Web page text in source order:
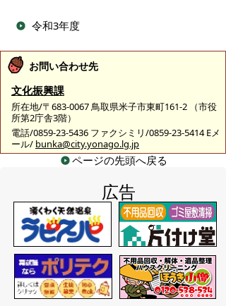
令和3年度
お問い合わせ先
文化振興課
所在地/〒683-0067 鳥取県米子市東町161-2 （市役
所第2庁舎3階）
電話/0859-23-5436 ファクシミリ/0859-23-5414 Eメ
ール/ bunka@city.yonago.lg.jp
ページの先頭へ戻る
広告